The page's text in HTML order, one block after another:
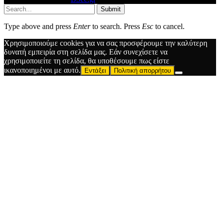
Submit
Type above and press Enterto search. Press Esc to cancel.
Χρησιμοποιούμε cookies για να σας προσφέρουμε την καλύτερη
δυνατή εμπειρία στη σελίδα μας. Εάν συνεχίσετε να
χρησιμοποιείτε τη σελίδα, θα υποθέσουμε πως είστε
ικανοποιημένοι με αυτό.
Εντάξει Πολιτική απορρήτου